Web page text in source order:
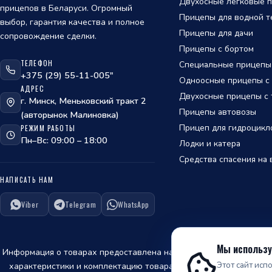
обработки персональных данных
обработки персональных данных
прицепов в Беларуси. Огромный
выбор, гарантия качества и полное
сопровождение сделки.
ТЕЛЕФОН
+375 (29) 55-11-005"
АДРЕС
г. Минск, Меньковский тракт 2
(авторынок Малиновка)
РЕЖИМ РАБОТЫ
Пн–Вс: 09:00 – 18:00
НАПИСАТЬ НАМ
Viber Telegram WhatsApp
Прицепы для водной
Прицепы для дачи
Прицепы с бортом
Специальные прицепы
Одноосные прицепы с
Двухосные прицепы с
Прицепы автовозы
Прицеп для
Лодки и катера
Средства спасения на
Информация о товарах предоставлена на сайте для
характеристики и комплектацию товара, предварительно не
Мы
Этот сайт